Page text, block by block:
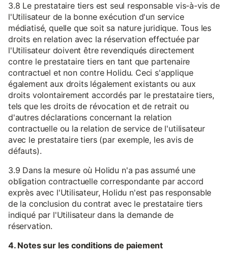
3.8 Le prestataire tiers est seul responsable vis-à-vis de
l'Utilisateur de la bonne exécution d'un service
médiatisé, quelle que soit sa nature juridique. Tous les
droits en relation avec la réservation effectuée par
l'Utilisateur doivent être revendiqués directement
contre le prestataire tiers en tant que partenaire
contractuel et non contre Holidu. Ceci s'applique
également aux droits légalement existants ou aux
droits volontairement accordés par le prestataire tiers,
tels que les droits de révocation et de retrait ou
d'autres déclarations concernant la relation
contractuelle ou la relation de service de l'utilisateur
avec le prestataire tiers (par exemple, les avis de
défauts).
3.9 Dans la mesure où Holidu n'a pas assumé une
obligation contractuelle correspondante par accord
exprès avec l'Utilisateur, Holidu n'est pas responsable
de la conclusion du contrat avec le prestataire tiers
indiqué par l'Utilisateur dans la demande de
réservation.
4. Notes sur les conditions de paiement